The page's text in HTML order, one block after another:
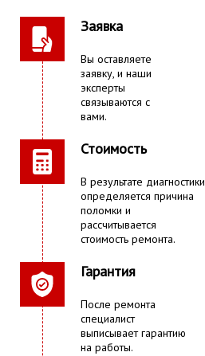
Заявка
Вы оставляете
заявку, и наши
эксперты
связываются с
вами.
Стоимость
В результате диагностики
определяется причина
поломки и
рассчитывается
стоимость ремонта.
Гарантия
После ремонта
специалист
выписывает гарантию
на работы.